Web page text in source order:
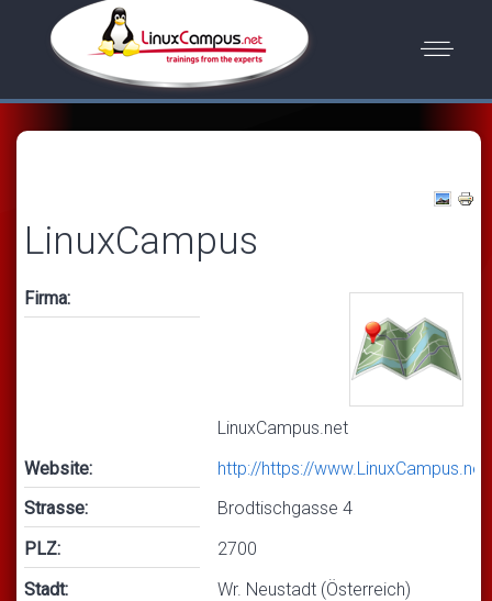
LinuxCampus
Firma:
LinuxCampus.net
Website:
http://https://www.LinuxCampus.net
Strasse:
Brodtischgasse 4
PLZ:
2700
Stadt:
Wr. Neustadt (Österreich)